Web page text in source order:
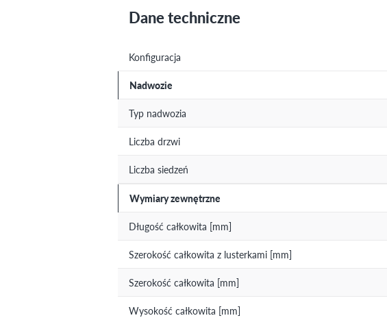
Dane techniczne
Konfiguracja
Nadwozie
Typ nadwozia
Liczba drzwi
Liczba siedzeń
Wymiary zewnętrzne
Długość całkowita [mm]
Szerokość całkowita z lusterkami [mm]
Szerokość całkowita [mm]
Wysokość całkowita [mm]